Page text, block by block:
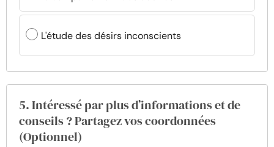
L'étude des désirs inconscients
5. Intéressé par plus d’informations et de
conseils ? Partagez vos coordonnées
(Optionnel)